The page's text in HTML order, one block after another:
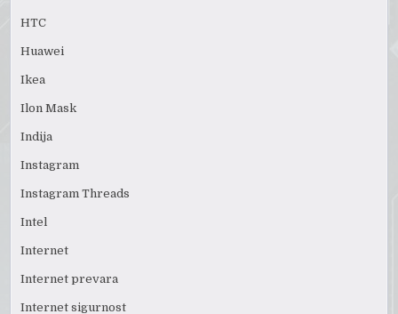
HTC
Huawei
Ikea
Ilon Mask
Indija
Instagram
Instagram Threads
Intel
Internet
Internet prevara
Internet sigurnost